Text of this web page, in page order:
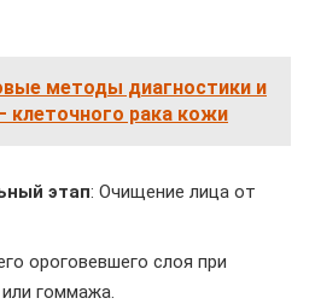
методы диагностики и
клеточного рака кожи
этап: Очищение лица от
ороговевшего слоя при
гоммажа.